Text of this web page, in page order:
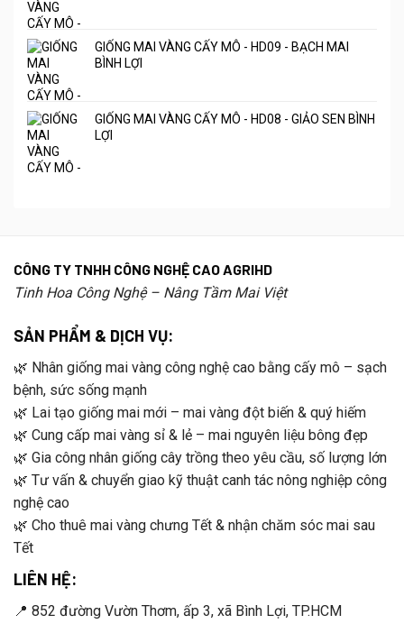
GIỐNG MAI VÀNG CẤY MÔ - HD09 - BẠCH MAI
BÌNH LỢI
GIỐNG MAI VÀNG CẤY MÔ - HD08 - GIẢO SEN BÌNH
LỢI
CÔNG TY TNHH CÔNG NGHỆ CAO AGRIHD
Tinh Hoa Công Nghệ – Nâng Tầm Mai Việt
SẢN PHẨM & DỊCH VỤ:
🌿 Nhân giống mai vàng công nghệ cao bằng cấy mô – sạch
bệnh, sức sống mạnh
🌿 Lai tạo giống mai mới – mai vàng đột biến & quý hiếm
🌿 Cung cấp mai vàng sỉ & lẻ – mai nguyên liệu bông đẹp
🌿 Gia công nhân giống cây trồng theo yêu cầu, số lượng lớn
🌿 Tư vấn & chuyển giao kỹ thuật canh tác nông nghiệp công
nghệ cao
🌿 Cho thuê mai vàng chưng Tết & nhận chăm sóc mai sau
Tết
LIÊN HỆ:
📍 852 đường Vườn Thơm, ấp 3, xã Bình Lợi, TP.HCM